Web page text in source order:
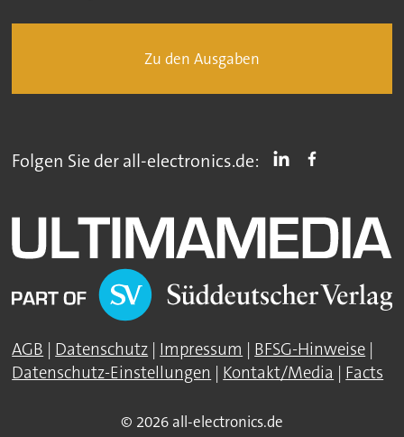
Zu den Ausgaben
Folgen Sie der all-electronics.de:
AGB Datenschutz Impressum BFSG-Hinweise
Datenschutz-Einstellungen
Kontakt/Media Facts
© 2026 all-electronics.de